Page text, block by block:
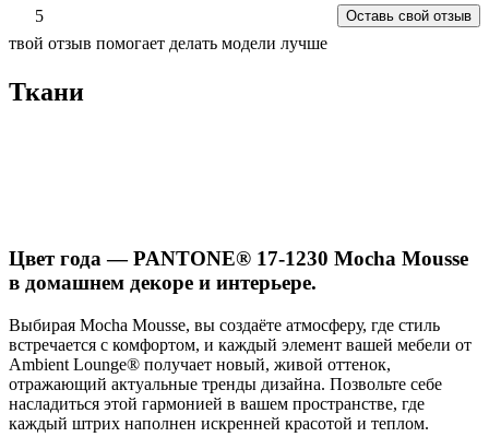
5 Оставь свой отзыв
твой отзыв помогает делать модели лучше
Ткани
Цвет года — PANTONE® 17-1230 Mocha Mousse
в домашнем декоре и интерьере.
Выбирая Mocha Mousse, вы создаёте атмосферу, где стиль
встречается с комфортом, и каждый элемент вашей мебели от
Ambient Lounge® получает новый, живой оттенок,
отражающий актуальные тренды дизайна. Позвольте себе
насладиться этой гармонией в вашем пространстве, где
каждый штрих наполнен искренней красотой и теплом.